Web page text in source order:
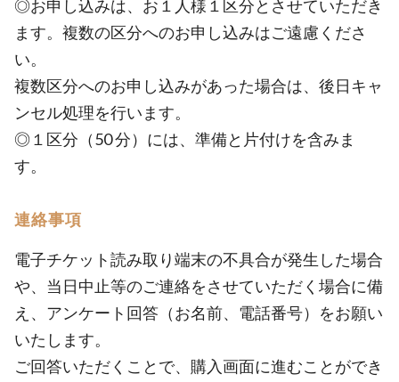
◎お申し込みは、お１人様１区分とさせていただき
ます。複数の区分へのお申し込みはご遠慮くださ
い。
複数区分へのお申し込みがあった場合は、後日キャ
ンセル処理を行います。
◎１区分（50 分）には、準備と片付けを含みま
す。
連絡事項
電子チケット読み取り端末の不具合が発生した場合
や、当日中止等のご連絡をさせていただく場合に備
え、アンケート回答（お名前、電話番号）をお願い
いたします。
ご回答いただくことで、購入画面に進むことができ